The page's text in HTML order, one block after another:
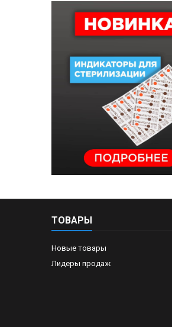
ТОВАРЫ
Новые товары
Лидеры продаж